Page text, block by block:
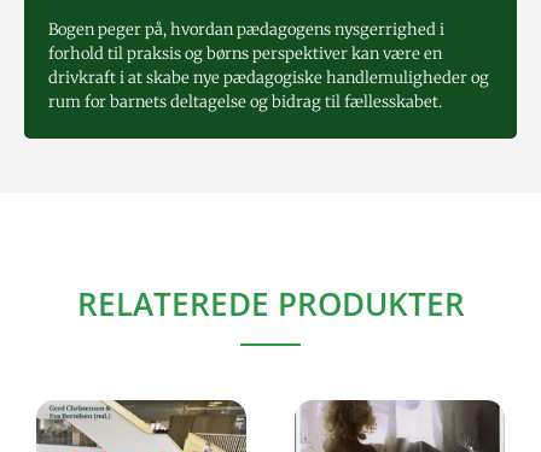
Bogen peger på, hvordan pædagogens nysgerrighed i
forhold til praksis og børns perspektiver kan være en
drivkraft i at skabe nye pædagogiske handlemuligheder og
rum for barnets deltagelse og bidrag til fællesskabet.
RELATEREDE PRODUKTER